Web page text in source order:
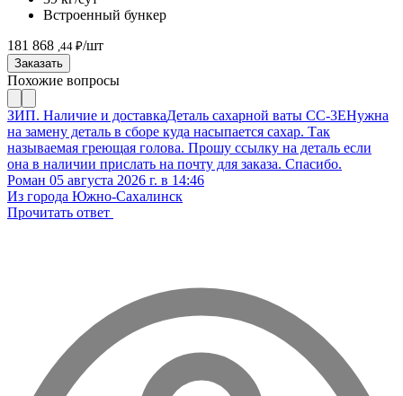
Встроенный бункер
181 868 ,44 ₽/шт
Заказать
Похожие вопросы
ЗИП. Наличие и доставкаДеталь сахарной ваты CC-3EНужна
на замену деталь в сборе куда насыпается сахар. Так
называемая греющая голова. Прошу ссылку на деталь если
она в наличии прислать на почту для заказа. Спасибо.
Роман 05 августа 2026 г. в 14:46
Из города Южно-Сахалинск
Прочитать ответ